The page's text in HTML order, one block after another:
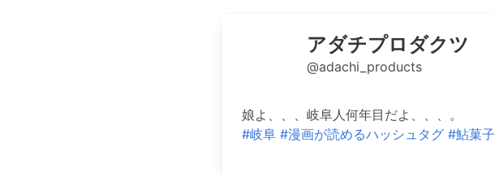
アダチプロダクツ
@adachi_products
娘よ、、、岐阜人何年目だよ、、、。
#岐阜 #漫画が読めるハッシュタグ #鮎菓子